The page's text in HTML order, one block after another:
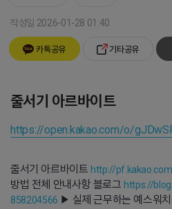
작성일 2026-01-28 01:40
카톡공유 기타공유
줄서기 아르바이트
https://open.kakao.com/o/
줄서기 아르바이트 http://
방법 전체 안내사항 블로그 https://
858204566 ▶ 실제 근무하는 예스워